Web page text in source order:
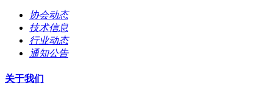
协会动态
技术信息
行业动态
通知公告
关于我们